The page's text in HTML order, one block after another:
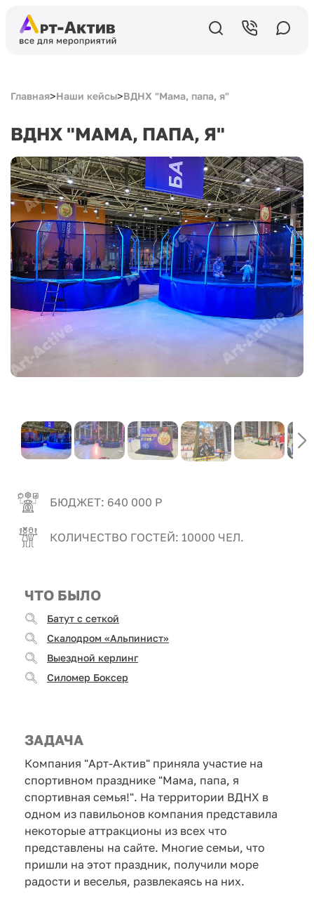
Главная>Наши кейсы>ВДНХ "Мама, папа, я"
ВДНХ "МАМА, ПАПА, Я"
БЮДЖЕТ: 640 000 Р
КОЛИЧЕСТВО ГОСТЕЙ: 10000 ЧЕЛ.
ЧТО БЫЛО
Батут с сеткой
Скалодром «Альпинист»
Выездной керлинг
Силомер Боксер
ЗАДАЧА
Компания "Арт-Актив" приняла участие на
спортивном празднике "Мама, папа, я
спортивная семья!". На территории ВДНХ в
одном из павильонов компания представила
некоторые аттракционы из всех что
представлены на сайте. Многие семьи, что
пришли на этот праздник, получили море
радости и веселья, развлекаясь на них.